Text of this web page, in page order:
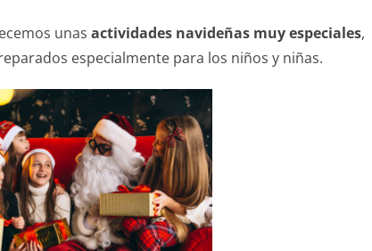
unas actividades navideñas muy especiales,
especialmente para los niños y niñas.